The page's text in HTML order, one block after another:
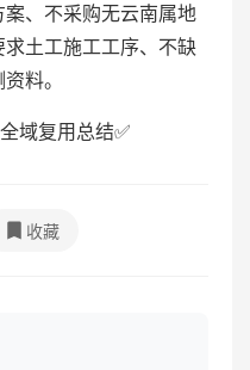
、不采购无云南属地
土工施工工序、不缺
料。
域复用总结✅
收藏